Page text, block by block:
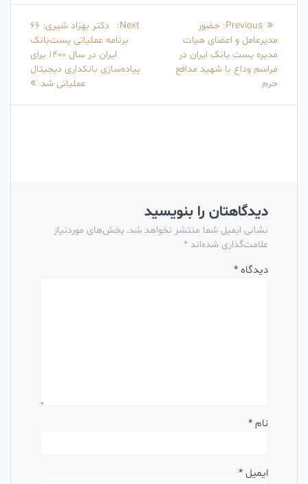
راهبری
نوشته
Previous:
Previous
post:
حضور
مدیرعامل و اعضای هیات
مدیره پست بانک ایران در
مراسم وداع با شهید مدافع
حرم
Next:
Next
post:
دکتر بهزاد شیری: 66
برنامه عملیاتی پست‌بانک
ایران در سال 1400 برای
پیاده‌سازی بانکداری دیجیتال
عملیاتی شد
دیدگاهتان را بنویسید
نشانی ایمیل شما منتشر نخواهد شد. بخش‌های موردنیاز
علامت‌گذاری شده‌اند *
دیدگاه *
نام*
ایمیل*